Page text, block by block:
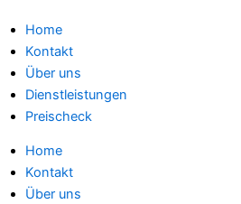
Home
Kontakt
Über uns
Dienstleistungen
Preischeck
Home
Kontakt
Über uns